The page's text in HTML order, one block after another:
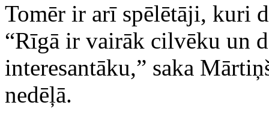
Tomēr ir arī spēlētāji, kuri
“Rīgā ir vairāk cilvēku un
interesantāku,” saka
nedēļā.